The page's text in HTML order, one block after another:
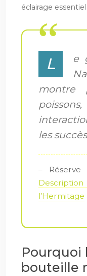
éclairage
L
e
montre
les
– Réserve
l’Hermitage
Pourquoi
bouteille